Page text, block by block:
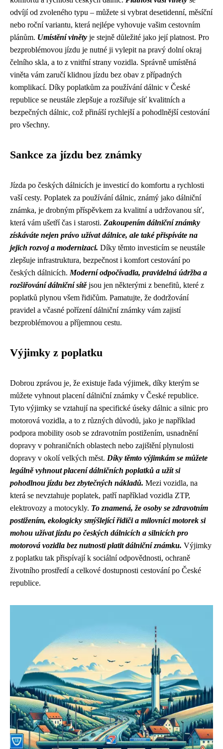
odvíjí od zvoleného typu – můžete si vybrat desetidenní, měsíční
nebo roční variantu, která nejlépe vyhovuje vašim cestovním
plánům. Umístění viněty je stejně důležité jako její platnost. Pro
bezproblémovou jízdu je nutné ji vylepit na pravý dolní okraj
čelního skla, a to z vnitřní strany vozidla. Správně umístěná
viněta vám zaručí klidnou jízdu bez obav z případných
komplikací. Díky poplatkům za používání dálnic v České
republice se neustále zlepšuje a rozšiřuje síť kvalitních a
bezpečných dálnic, což přináší rychlejší a pohodlnější cestování
pro všechny.
Sankce za jízdu bez známky
Jízda po českých dálnicích je investicí do komfortu a rychlosti
vaší cesty. Poplatek za používání dálnic, známý jako dálniční
známka, je drobným příspěvkem za kvalitní a udržovanou síť,
která vám ušetří čas i starosti. Zakoupením dálniční známky
získáváte nejen právo užívat dálnice, ale také přispíváte na
jejich rozvoj a modernizaci. Díky těmto investicím se neustále
zlepšuje infrastruktura, bezpečnost i komfort cestování po
českých dálnicích. Moderní odpočívadla, pravidelná údržba a
rozšiřování dálniční sítějsou jen některými z benefitů, které z
poplatků plynou všem řidičům. Pamatujte, že dodržování
pravidel a včasné pořízení dálniční známky vám zajistí
bezproblémovou a příjemnou cestu.
Výjimky z poplatku
Dobrou zprávou je, že existuje řada výjimek, díky kterým se
můžete vyhnout placení dálniční známky v České republice.
Tyto výjimky se vztahují na specifické úseky dálnic a silnic pro
motorová vozidla, a to z různých důvodů, jako je například
podpora mobility osob se zdravotním postižením, usnadnění
dopravy v pohraničních oblastech nebo zajištění plynulosti
dopravy v okolí velkých měst. Díky těmto výjimkám se můžete
legálně vyhnout placení dálničních poplatků a užít si
pohodlnou jízdu bez zbytečných nákladů. Mezi vozidla, na
která se nevztahuje poplatek, patří například vozidla ZTP,
elektrovozy a motocykly. To znamená, že osoby se zdravotním
postižením, ekologicky smýšlející řidiči a milovníci motorek si
mohou užívat jízdu po českých dálnicích a silnicích pro
motorová vozidla bez nutnosti platit dálniční známku. Výjimky
z poplatku tak přispívají k sociální odpovědnosti, ochraně
životního prostředí a celkové dostupnosti cestování po České
republice.